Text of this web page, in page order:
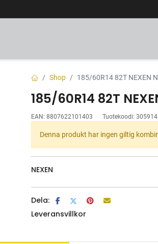
Shop 185/60R14 82T NEXEN
185/60R14 82T
EAN: 8807622101403 Tuotekoodi: 305914
Denna produkt har ingen giltig
NEXEN
Dela:
Leveransvillkor